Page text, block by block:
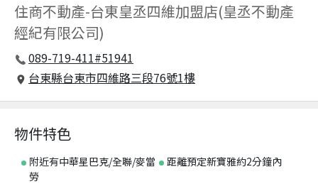
住商不動產-台東皇丞四維加盟店(皇丞不動產
經紀有限公司)
089-719-411#51941
台東縣台東市四維路三段76號1樓
物件特色
附近有中華星巴克/全聯/麥當
勞
距離預定新寶雅約2分鐘內